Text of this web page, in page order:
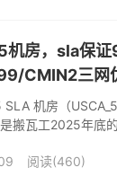
机房，sla保
CMIN2三网
机房（
搬瓦工2025年底
阅读(460)